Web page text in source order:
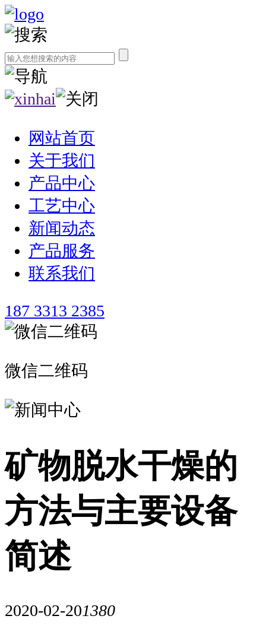
网站首页
关于我们
产品中心
工艺中心
新闻动态
产品服务
联系我们
187 3313 2385
微信二维码
矿物脱水干燥的
方法与主要设备
简述
2020-02-201380